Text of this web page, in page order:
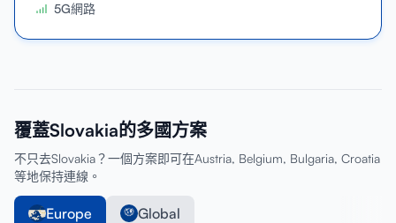
5G網路
覆蓋Slovakia的多國方案
不只去Slovakia？一個方案即可在Austria, Belgium, Bulgaria, Croatia
等地保持連線。
Europe Global